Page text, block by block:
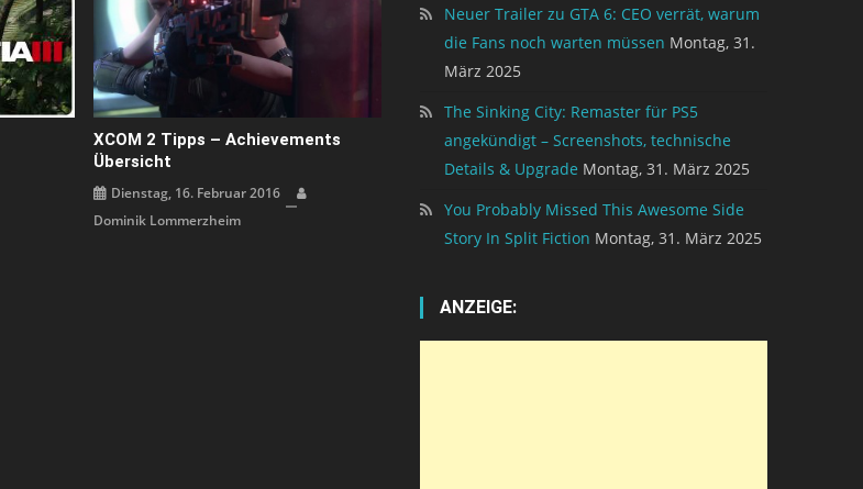
XCOM 2 Tipps – Achievements
Übersicht
Dienstag, 16. Februar 2016
Dominik Lommerzheim
Neuer Trailer zu GTA 6: CEO verrät, warum
die Fans noch warten müssen Montag, 31.
März 2025
The Sinking City: Remaster für PS5
angekündigt – Screenshots, technische
Details & Upgrade Montag, 31. März 2025
You Probably Missed This Awesome Side
Story In Split Fiction Montag, 31. März 2025
ANZEIGE: